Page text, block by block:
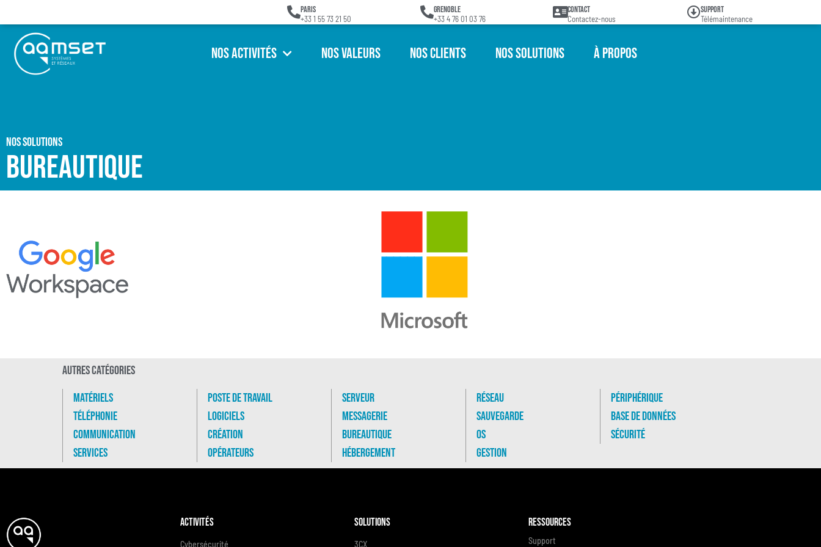
Paris
+33 1 55 73 21 50
Grenoble
+33 4 76 01 03 76
Contact
Contactez-nous
Support
Télémaintenance
Nos Activités Nos Valeurs Nos Clients Nos Solutions À propos
Nos solutions
Bureautique
Autres catégories
Matériels
Poste de travail Serveur Réseau
Périphérique
Téléphonie
Logiciels Messagerie Sauvegarde
Base de données
Communication
Création Bureautique OS
Sécurité
Services
Opérateurs Hébergement Gestion
Activités
Cybersécurité
Solutions
3CX
Ressources
Support